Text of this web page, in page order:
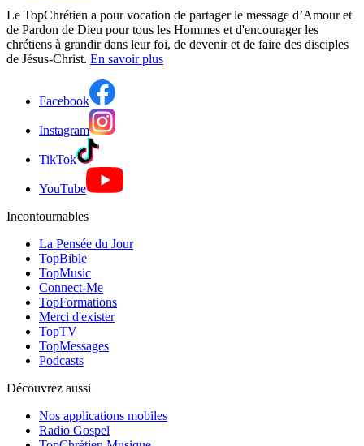
Le TopChrétien a pour vocation de partager le message d’Amour et
de Pardon de Dieu pour tous les Hommes et d'encourager les
chrétiens à grandir dans leur foi, de devenir et de faire des disciples
de Jésus-Christ. En savoir plus
Facebook
Instagram
TikTok
YouTube
Incontournables
La Pensée du Jour
TopBible
TopMusic
Connect-Me
TopFormations
Merci d'exister
TopTV
TopMessages
Podcasts
Découvrez aussi
Nos applications mobiles
Radio Gospel